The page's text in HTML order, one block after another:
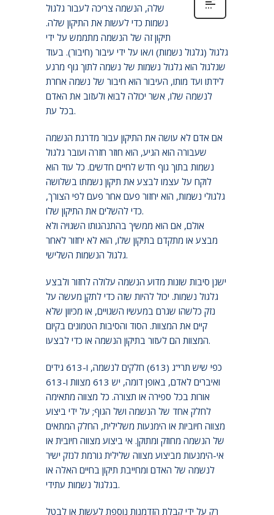
שלה, הנשמה צריכה לעבור גלגול
נשמות כדי לעשות את התיקון שלה.
תיקון זה של הנשמה מתממש על ידי
גלגול (גלגול נשמות) ו/או על ידי עיבור (חיבור). בעוד
שגלגול הוא גלגול נשמות של נשמה לתוך גוף מרגע
לידתו ועד מותו, העיבור הוא חיבור של נשמה אחרת
לנשמה שלו, אשר יכולה לבוא ולעזוב את האדם
בכל עת.
אם אדם לא עושה את התיקון עבור מדרגת הנשמה
שעבורה הוא הגיע, הוא חוזר חזרה ועובר גלגול
נשמות בתוך גוף חדש לחיים חדשים. כל עוד הוא
לוקח על עצמו לבצע את תיקון נשמתו בשלושה
גלגולי נשמות, הוא יחזור פעם אחר פעם לפי הצורך,
כדי להשלים את התיקון שלו.
אולם, אם הוא ממשיך בהתנהגותו השגויה ולא
מבצע או מתקדם בתיקון שלו, הוא לא יחזור לאחר
גלגול הנשמות השלישי.
ישנן סיבות שונות מדוע הנשמה עלולה לחזור ולבצע
גלגול נשמות. יכול להיות שזה כדי לתקן מעשה על
נזק כלשהו שגרם במעשיו השגויים, או מכיוון שלא
קיים את המצוות. הסוד והסיבות הטמונים בקיום
המצוות הם לעזור בתיקון הנשמה או כדי לבצעו.
כפי שיש תרי”ג (613) חלקים לנשמה, ו-613 גידים
ואיברים לאדם, באופן דומה, יש 613 מצוות ו-613
אורות בכל ספירה או תצורה. כל מצווה מתאימה
לחלק אחד של הנשמה ושל הגוף; על ידי ביצוע
מצווה חיוביות או הימנעות משלילית, החלק המתאים
של הנשמה מחוזק ומתוקן. אי ביצוע מצווה חיובית או
אי-הימנעות מביצוע מצווה שלילית גורמת לנזק ישיר
לנשמה של האדם ומחייבת תיקון בחיים האלה או
בגלגול נשמות עתידי.
רק על ידי קבלת הזדמנות נוספת לעשות או לבטל